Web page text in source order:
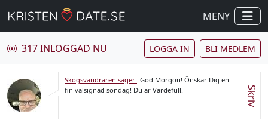
MENY
317 INLOGGAD NU LOGGA IN BLI MEDLEM
Skogsvandraren säger: God Morgon! Önskar Dig en
fin välsignad söndag! Du är Värdefull.
Skriv